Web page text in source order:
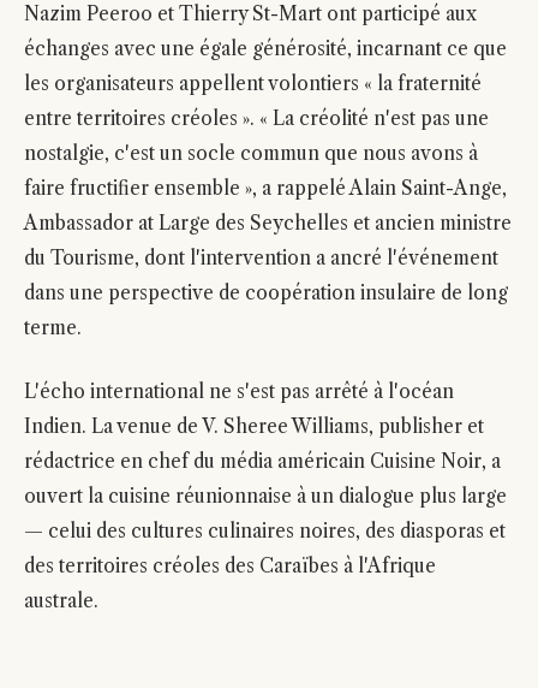
Nazim Peeroo et Thierry St-Mart ont participé aux
échanges avec une égale générosité, incarnant ce que
les organisateurs appellent volontiers « la fraternité
entre territoires créoles ». « La créolité n'est pas une
nostalgie, c'est un socle commun que nous avons à
faire fructifier ensemble », a rappelé Alain Saint-Ange,
Ambassador at Large des Seychelles et ancien ministre
du Tourisme, dont l'intervention a ancré l'événement
dans une perspective de coopération insulaire de long
terme.
L'écho international ne s'est pas arrêté à l'océan
Indien. La venue de V. Sheree Williams, publisher et
rédactrice en chef du média américain Cuisine Noir, a
ouvert la cuisine réunionnaise à un dialogue plus large
— celui des cultures culinaires noires, des diasporas et
des territoires créoles des Caraïbes à l'Afrique
australe.